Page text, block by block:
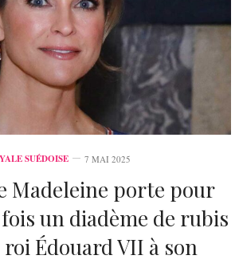
SUÉDOISE 7 MAI 2025
Madeleine porte pour
un diadème de rubis
Édouard VII à son